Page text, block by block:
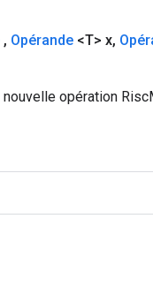
, Opérande <T> x,
opération